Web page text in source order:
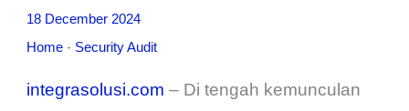
18 December 2024
Home - Security Audit
integrasolusi.com – Di tengah kemunculan